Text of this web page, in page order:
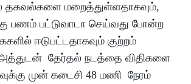
தகவல்களை மறைத்துள்ளதாகவும்,
பணம் பட்டுவாடா செய்வது போன்ற
ஈடுபட்டதாகவும் குற்றம்
அத்துடன் தேர்தல் நடத்தை விதிகளை
முன் கடைசி 48 மணி நேரம்